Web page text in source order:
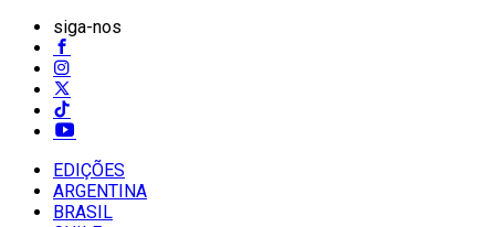
siga-nos
EDIÇÕES
ARGENTINA
BRASIL